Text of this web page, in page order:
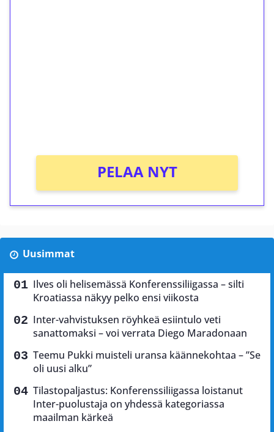
PELAA NYT
Uusimmat
Ilves oli helisemässä Konferenssiliigassa – silti
Kroatiassa näkyy pelko ensi viikosta
Inter-vahvistuksen röyhkeä esiintulo veti
sanattomaksi – voi verrata Diego Maradonaan
Teemu Pukki muisteli uransa käännekohtaa – ”Se
oli uusi alku”
Tilastopaljastus: Konferenssiliigassa loistanut
Inter-puolustaja on yhdessä kategoriassa
maailman kärkeä